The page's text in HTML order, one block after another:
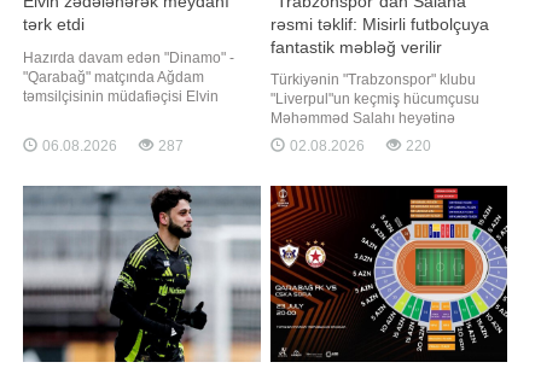
tərk etdi
Hazırda davam edən "Dinamo" -
"Qarabağ" matçında Ağdam
təmsilçisinin müdafiəçisi Elvin
"Qafqazinfo" xəbər verir ki, Kiyev
klubunun hücumu zamanı əzələsini
bilməyib və 75-ci dəqiqədə məcburi
şəkildə əvəzlənib. Onu
06.08.2026 287
rəsmi təklif: Misirli futbolçuya
fantastik məbləğ verilir
Türkiyənin "Trabzonspor" klubu
"Liverpul"un keçmiş hücumçusu
Məhəmməd Salahı heyətinə
qatmaq üçün rəsmi təklif irəli sürüb.
xəbər verir ki, bu barədə məlumatı
Sabuncuoğlu sosial şəbəkə
hesabında paylaşıb. Onun sözlərinə
görə, Salahın nümayəndəsi ilə
"Trabzonspor"
02.08.2026 220